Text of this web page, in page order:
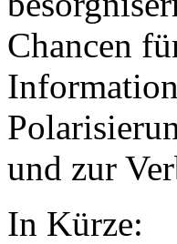
Chancen
und zur
In Kürze: